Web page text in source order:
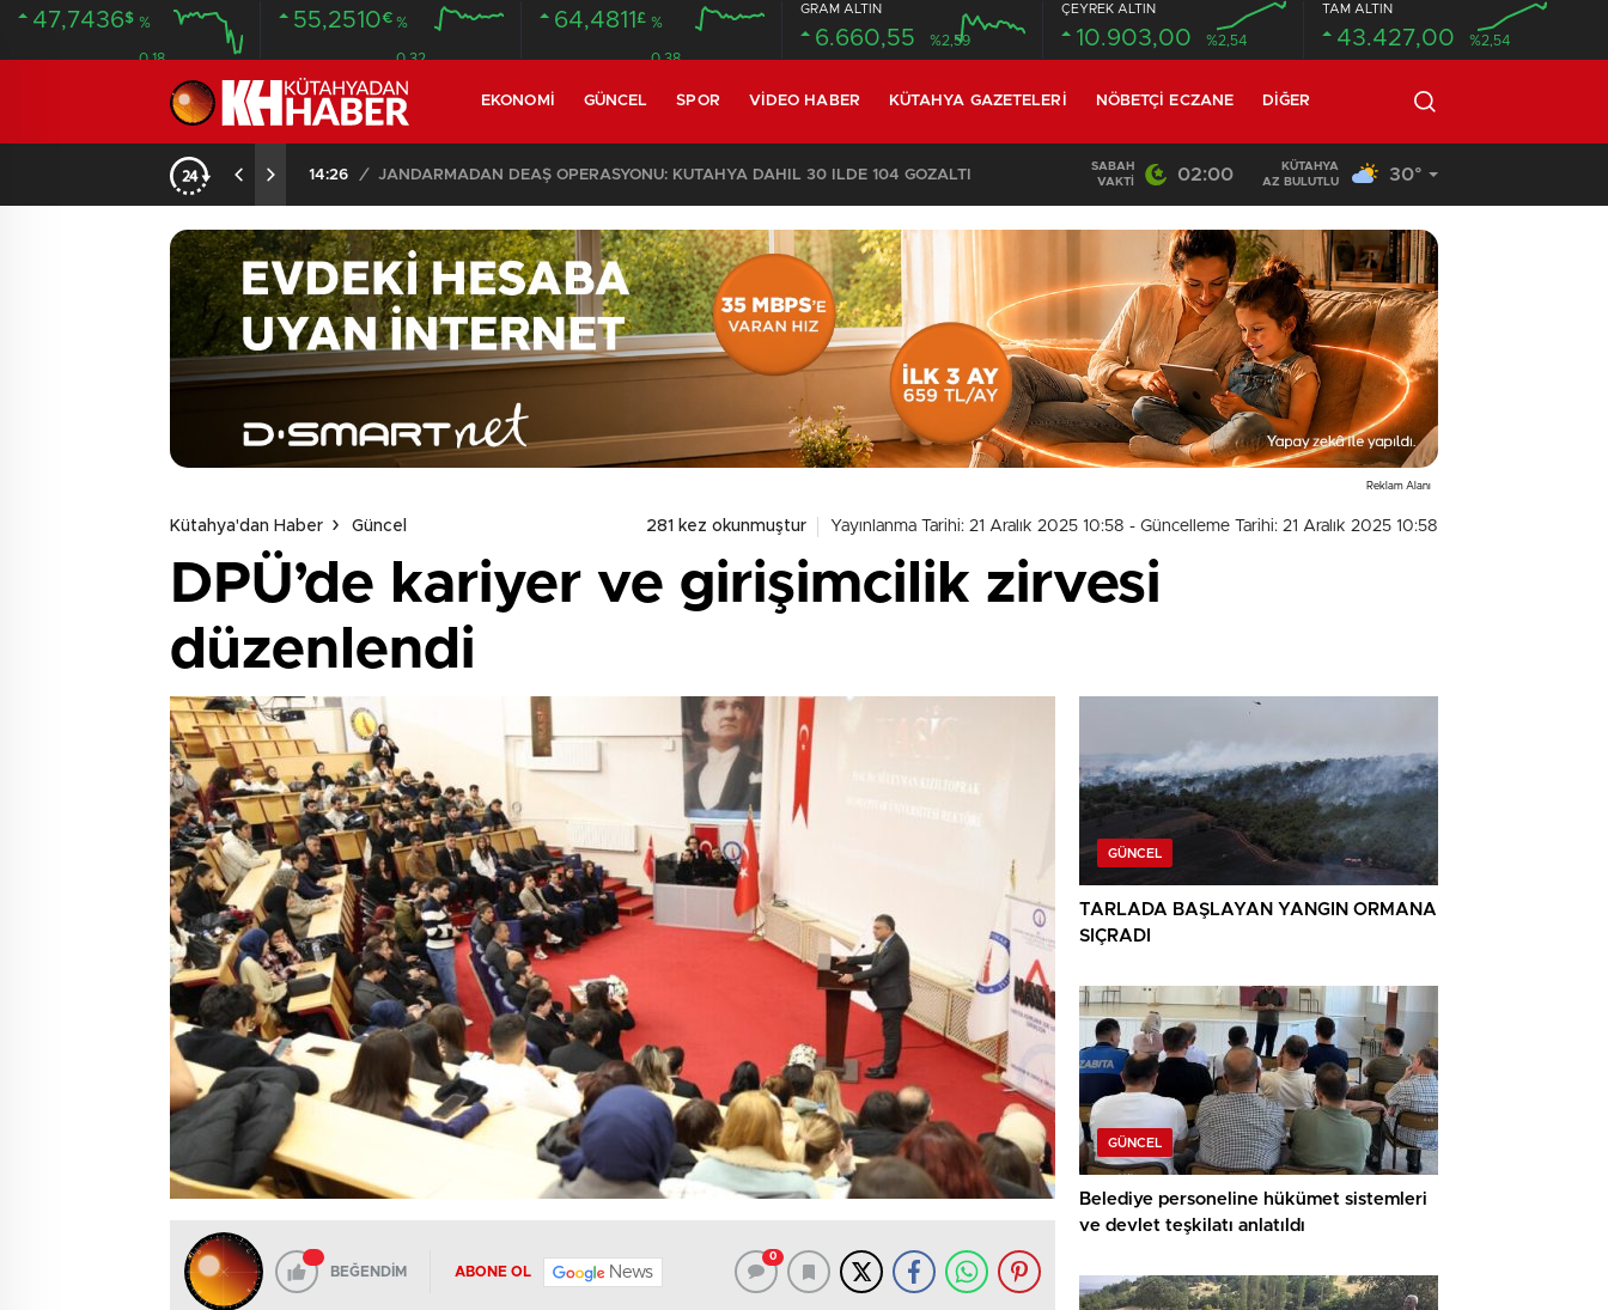
47,7436$ %
0.18
55,2510€ %
0.32
64,4811 £ %
0.38
GRAM ALTIN
6.660,55 %2,59
ÇEYREK ALTIN
10.903,00 %2,54
TAM ALTIN
43.427,00 %2,54
EKONOMI GÜNCEL SPOR VIDEO HABER KÜTAHYA GAZETELERI NÖBETÇI ECZANE DIĞER
14:26 / JANDARMADAN DEAŞ OPERASYONU: KÜTAHYA DAHİL 30 İLDE 104 GÖZALTI 02:03 /
SABAH
VAKTI
02:00
KÜTAHYA
AZ BULUTLU
30°
Reklam Alanı
Kütahya'dan Haber Güncel 281 kez okunmuştur Yayınlanma Tarihi: 21 Aralık 2025 10:58 - Güncelleme Tarihi: 21 Aralık 2025 10:58
DPÜ’de kariyer ve girişimcilik zirvesi
düzenlendi
BEĞENDİM ABONE OL News
0
GÜNCEL
TARLADA BAŞLAYAN YANGIN ORMANA
SIÇRADI
GÜNCEL
Belediye personeline hükümet sistemleri
ve devlet teşkilatı anlatıldı